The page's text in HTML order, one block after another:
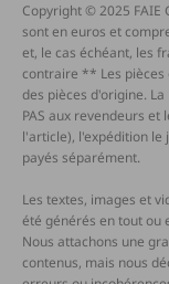
Copyright © 2025
sont en euros et
et, le cas échéant, les
contraire ** Les pièces
des pièces d'origine.
PAS aux revendeurs
l'article), l'expédition le
payés séparément.
Les textes, images et
été générés en tout ou
Nous attachons une
contenus, mais nous